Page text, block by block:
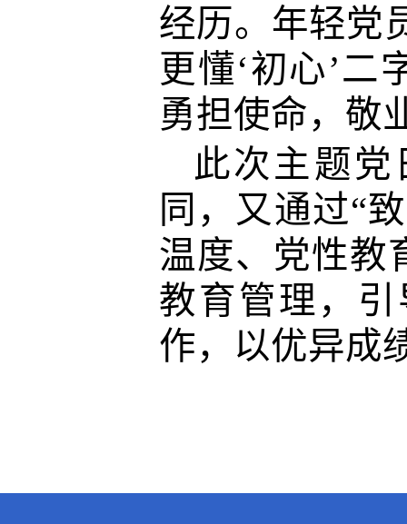
经历。 年轻党
更懂‘初心’
勇担使命 ， 敬
此次主题
同，又通过“
温度、党性教
教育管理，
作，以优异成